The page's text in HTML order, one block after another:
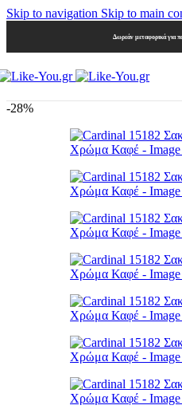
Skip to navigation Skip to main
Δωρεάν μεταφορικά για
-28%